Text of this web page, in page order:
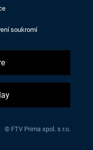
soukromí
© FTV Prima spol. s r.o.